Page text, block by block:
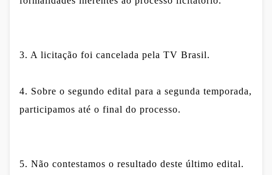
3. A licitação foi cancelada pela TV Brasil.
4. Sobre o segundo edital para a segunda temporada,
participamos até o final do processo.
5. Não contestamos o resultado deste último edital.